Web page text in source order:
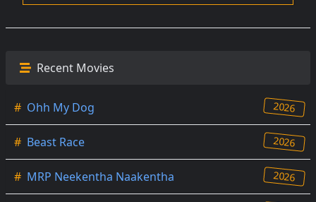
Recent Movies
# Ohh My Dog 2026
# Beast Race 2026
# MRP Neekentha Naakentha 2026